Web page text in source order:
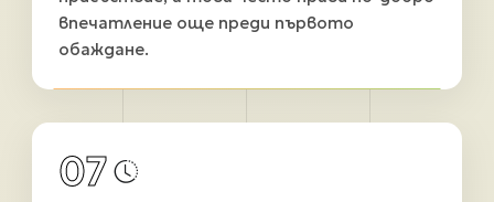
впечатление още преди първото
обаждане.
07